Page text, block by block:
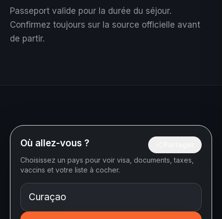
Passeport valide pour la durée du séjour.
Confirmez toujours sur la source officielle avant
de partir.
Où allez-vous ?
Choisissez un pays pour voir visa, documents, taxes,
vaccins et votre liste à cocher.